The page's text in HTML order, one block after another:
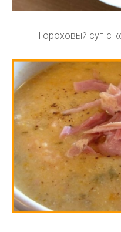
Гороховый суп с